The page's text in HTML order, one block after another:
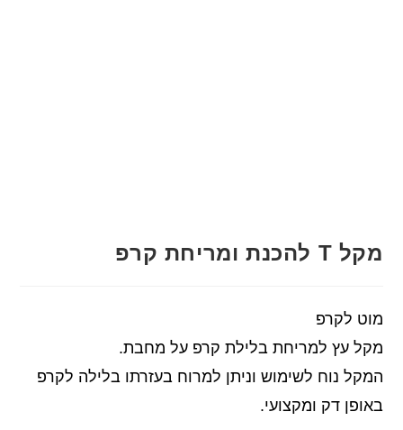
מקל T להכנת ומריחת קרפ
מוט לקרפ
מקל עץ למריחת בלילת קרפ על מחבת.
המקל נוח לשימוש וניתן למרוח בעזרתו בלילה לקרפ
באופן דק ומקצועי.